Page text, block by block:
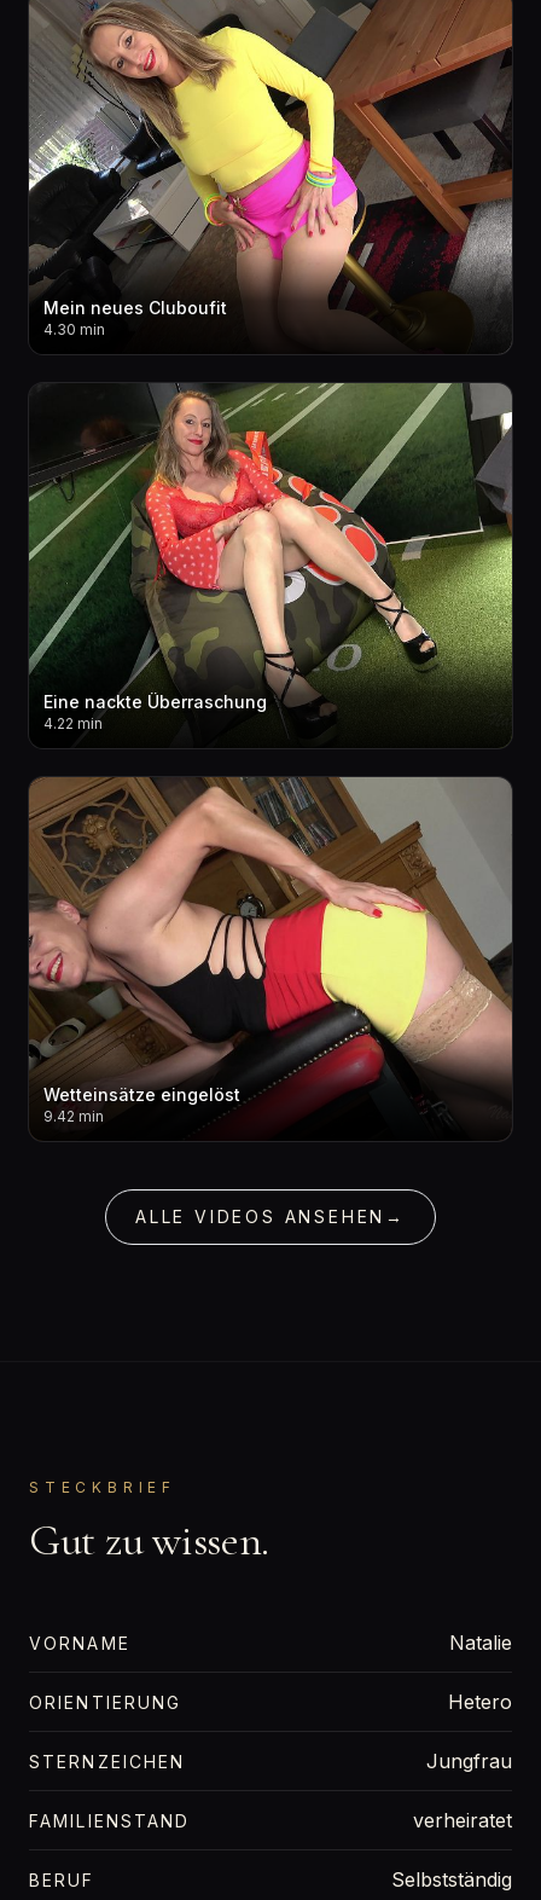
Mein neues Cluboufit
4.30 min
Eine nackte Überraschung
4.22 min
Wetteinsätze eingelöst
9.42 min
ALLE VIDEOS ANSEHEN →
STECKBRIEF
Gut zu wissen.
VORNAME Natalie
ORIENTIERUNG Hetero
STERNZEICHEN Jungfrau
FAMILIENSTAND verheiratet
BERUF Selbstständig